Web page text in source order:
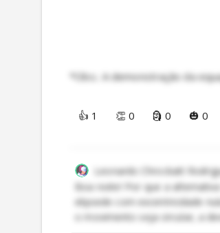
*Obs.: A demonstração da
👍 1 👏 0 🗿 0 🎃 0
Leonardo Chrockatt
Boa noite! Por que a
elipsede com excentricidade
o movimento seja circular, a